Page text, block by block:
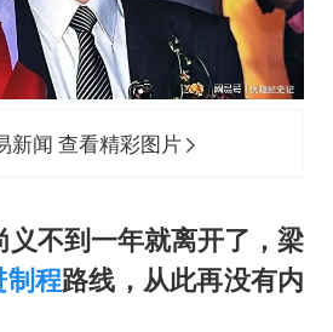
新闻 查看精彩图片
义不到一年就离开了，梁
制程路线，从此再没有内